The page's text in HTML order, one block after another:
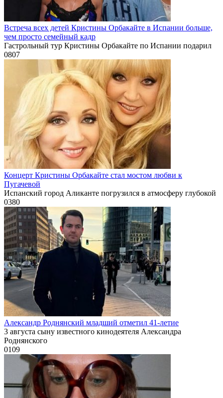
Встреча всех детей Кристины Орбакайте в Испании больше,
чем просто семейный кадр
Гастрольный тур Кристины Орбакайте по Испании подарил
0807
Концерт Кристины Орбакайте стал мостом любви к
Пугачевой
Испанский город Аликанте погрузился в атмосферу глубокой
0380
Александр Роднянский младший отметил 41-летие
3 августа сыну известного кинодеятеля Александра
Роднянского
0109